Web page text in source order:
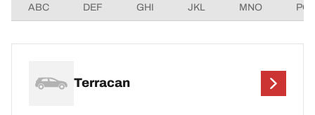
ABC DEF GHI JKL MNO
Terracan